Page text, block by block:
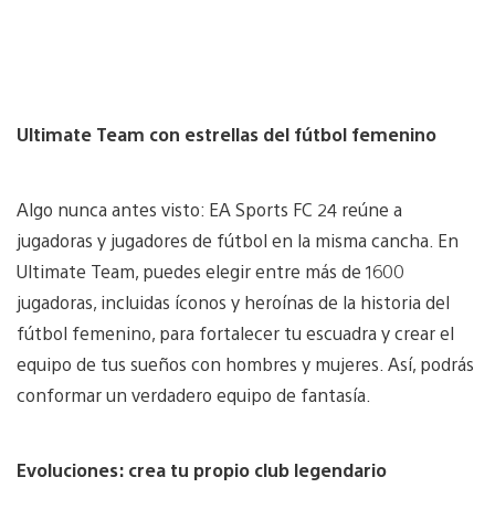
Ultimate Team con estrellas del fútbol femenino
Algo nunca antes visto: EA Sports FC 24 reúne a
jugadoras y jugadores de fútbol en la misma cancha. En
Ultimate Team, puedes elegir entre más de 1600
jugadoras, incluidas íconos y heroínas de la historia del
fútbol femenino, para fortalecer tu escuadra y crear el
equipo de tus sueños con hombres y mujeres. Así, podrás
conformar un verdadero equipo de fantasía.
Evoluciones: crea tu propio club legendario